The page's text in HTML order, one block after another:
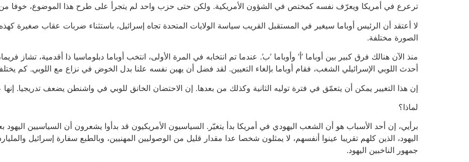
ترعرع في أمريكا ويعرّف نفسه كمختص في الشؤون الأمريكية. ولكن حتى حزب واحد لم يتجرأ على طرح هذا الموضوع، خوفا من
لا أعتقد أن الرئيس أوباما سيغير في المستقبل القريب سياسة الولايات المتحدة تجاه إسرائيل، باستثناء ضربات عقاب صغيرة
الصورة مختلفة.
منذ الآن هنالك فرق كبير بين أوباما ’أ’ وأوباما ’ب’. عندما تم انتخابه في المرة الأولى، انتخب أوباما دبلوماسيا ذا أقدمية،
أحدث اللوبي الإسرائيلي الشغب، فقام أوباما بإلغاء التعيين. لقد فضل أن يهين نفسه علنا بدل الخوض في نزاع مع اللوبي. كم
إن هذا التغيير يمكن أن يتعمّق في فترة توليه الثانية وكذلك من بعدها. إن الاحتضان الخانق للوبي في واشنطن يضعف تدريجيا. إنها
لماذا؟
برأيي، إن أحد الأسباب هو أن الشعب اليهودي في أمريكا بدأ يتغيّر. السياسيون الأمريكيون قد بدأوا يشعرون أن السياسيين
اليهود، الذين كلهم تقريبا عينوا أنفسهم، لا يمثلون شخصا عدا مقدار قليل من الوصوليين المهنيين، وبالطبع سفارة إسرائيل
جمهور الناخبين اليهود.